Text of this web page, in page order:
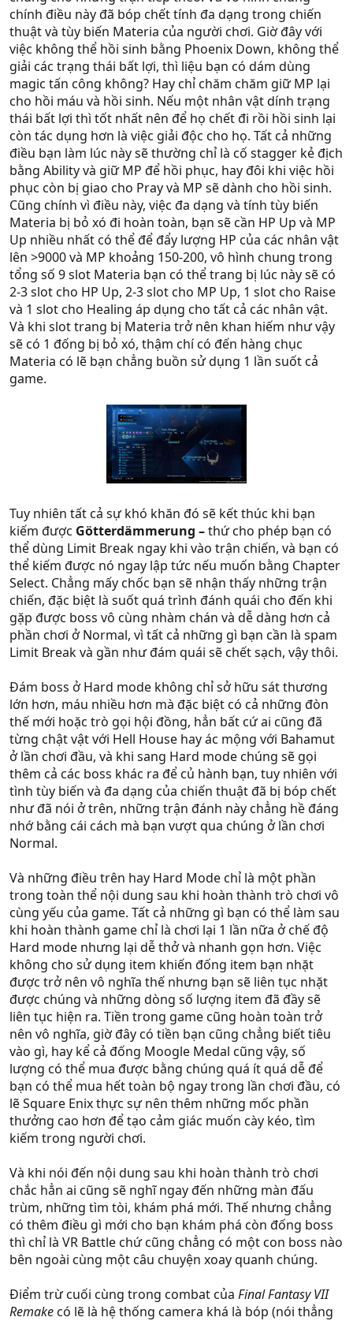
chính điều này đã bóp chết tính đa dạng trong chiến
thuật và tùy biến Materia của người chơi. Giờ đây với
việc không thể hồi sinh bằng Phoenix Down, không thể
giải các trạng thái bất lợi, thì liệu bạn có dám dùng
magic tấn công không? Hay chỉ chăm chăm giữ MP lại
cho hồi máu và hồi sinh. Nếu một nhân vật dính trạng
thái bất lợi thì tốt nhất nên để họ chết đi rồi hồi sinh lại
còn tác dụng hơn là việc giải độc cho họ. Tất cả những
điều bạn làm lúc này sẽ thường chỉ là cố stagger kẻ địch
bằng Ability và giữ MP để hồi phục, hay đôi khi việc hồi
phục còn bị giao cho Pray và MP sẽ dành cho hồi sinh.
Cũng chính vì điều này, việc đa dạng và tính tùy biến
Materia bị bỏ xó đi hoàn toàn, bạn sẽ cần HP Up và MP
Up nhiều nhất có thể để đẩy lượng HP của các nhân vật
lên >9000 và MP khoảng 150-200, vô hình chung trong
tổng số 9 slot Materia bạn có thể trang bị lúc này sẽ có
2-3 slot cho HP Up, 2-3 slot cho MP Up, 1 slot cho Raise
và 1 slot cho Healing áp dụng cho tất cả các nhân vật.
Và khi slot trang bị Materia trở nên khan hiếm như vậy
sẽ có 1 đống bị bỏ xó, thậm chí có đến hàng chục
Materia có lẽ bạn chẳng buồn sử dụng 1 lần suốt cả
game.
Tuy nhiên tất cả sự khó khăn đó sẽ kết thúc khi bạn
kiếm được Götterdämmerung –thứ cho phép bạn có
thể dùng Limit Break ngay khi vào trận chiến, và bạn có
thể kiếm được nó ngay lập tức nếu muốn bằng Chapter
Select. Chẳng mấy chốc bạn sẽ nhận thấy những trận
chiến, đặc biệt là suốt quá trình đánh quái cho đến khi
gặp được boss vô cùng nhàm chán và dễ dàng hơn cả
phần chơi ở Normal, vì tất cả những gì bạn cần là spam
Limit Break và gần như đám quái sẽ chết sạch, vậy thôi.
Đám boss ở Hard mode không chỉ sở hữu sát thương
lớn hơn, máu nhiều hơn mà đặc biệt có cả những đòn
thế mới hoặc trò gọi hội đồng, hẳn bất cứ ai cũng đã
từng chật vật với Hell House hay ác mộng với Bahamut
ở lần chơi đầu, và khi sang Hard mode chúng sẽ gọi
thêm cả các boss khác ra để củ hành bạn, tuy nhiên với
tình tùy biến và đa dạng của chiến thuật đã bị bóp chết
như đã nói ở trên, những trận đánh này chẳng hề đáng
nhớ bằng cái cách mà bạn vượt qua chúng ở lần chơi
Normal.
Và những điều trên hay Hard Mode chỉ là một phần
trong toàn thể nội dung sau khi hoàn thành trò chơi vô
cùng yếu của game. Tất cả những gì bạn có thể làm sau
khi hoàn thành game chỉ là chơi lại 1 lần nữa ở chế độ
Hard mode nhưng lại dễ thở và nhanh gọn hơn. Việc
không cho sử dụng item khiến đống item bạn nhặt
được trở nên vô nghĩa thế nhưng bạn sẽ liên tục nhặt
được chúng và những dòng số lượng item đã đầy sẽ
liên tục hiện ra. Tiền trong game cũng hoàn toàn trở
nên vô nghĩa, giờ đây có tiền bạn cũng chẳng biết tiêu
vào gì, hay kể cả đống Moogle Medal cũng vậy, số
lượng có thể mua được bằng chúng quá ít quá dễ để
bạn có thể mua hết toàn bộ ngay trong lần chơi đầu, có
lẽ Square Enix thực sự nên thêm những mốc phần
thưởng cao hơn để tạo cảm giác muốn cày kéo, tìm
kiếm trong người chơi.
Và khi nói đến nội dung sau khi hoàn thành trò chơi
chắc hẳn ai cũng sẽ nghĩ ngay đến những màn đấu
trùm, những tìm tòi, khám phá mới. Thế nhưng chẳng
có thêm điều gì mới cho bạn khám phá còn đống boss
thì chỉ là VR Battle chứ cũng chẳng có một con boss nào
bên ngoài cùng một câu chuyện xoay quanh chúng.
Điểm trừ cuối cùng trong combat của Final Fantasy VII
Remakecó lẽ là hệ thống camera khá là bóp (nói thẳng